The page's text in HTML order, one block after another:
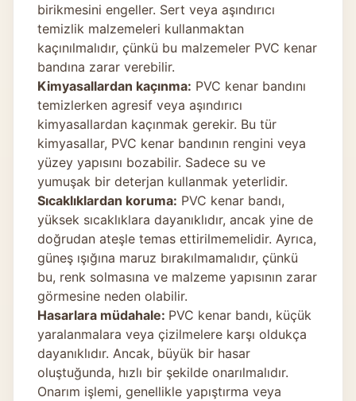
birikmesini engeller. Sert veya aşındırıcı
temizlik malzemeleri kullanmaktan
kaçınılmalıdır, çünkü bu malzemeler PVC kenar
bandına zarar verebilir.
Kimyasallardan kaçınma: PVC kenar bandını
temizlerken agresif veya aşındırıcı
kimyasallardan kaçınmak gerekir. Bu tür
kimyasallar, PVC kenar bandının rengini veya
yüzey yapısını bozabilir. Sadece su ve
yumuşak bir deterjan kullanmak yeterlidir.
Sıcaklıklardan koruma: PVC kenar bandı,
yüksek sıcaklıklara dayanıklıdır, ancak yine de
doğrudan ateşle temas ettirilmemelidir. Ayrıca,
güneş ışığına maruz bırakılmamalıdır, çünkü
bu, renk solmasına ve malzeme yapısının zarar
görmesine neden olabilir.
Hasarlara müdahale: PVC kenar bandı, küçük
yaralanmalara veya çizilmelere karşı oldukça
dayanıklıdır. Ancak, büyük bir hasar
oluştuğunda, hızlı bir şekilde onarılmalıdır.
Onarım işlemi, genellikle yapıştırma veya